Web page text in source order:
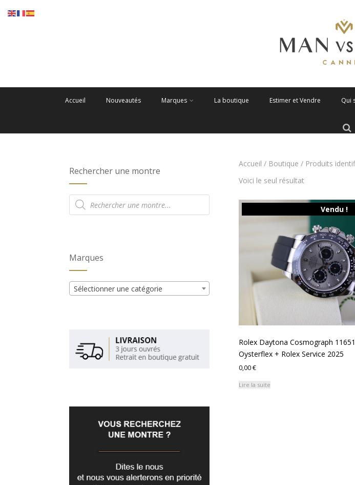
Accueil Nouveautés Marques La boutique Estimer et Vendre Qui
Accueil / Boutique / Produits
Voici le seul résultat
Vendu !
Rolex Daytona Cosmograph
Oysterflex + Rolex Service 2025
0,00€
Lire la suite
Rechercher une montre
Recherche
de
produits
Marques
Sélectionner une catégorie